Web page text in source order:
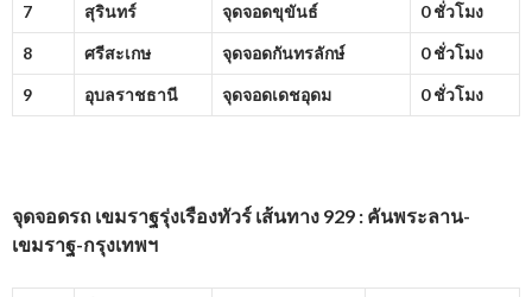
7 สุรินทร์ จุดจอดขุขันธ์ 0 ชั่วโมง
8 ศรีสะเกษ จุดจอดกันทรลักษ์ 0 ชั่วโมง
9 อุบลราชธานี จุดจอดเดชอุดม 0 ชั่วโมง
จุดจอดรถ เขมราฐรุ่งเรืองทัวร์ เส้นทาง 929 : คันพระลาน-
เขมราฐ-กรุงเทพฯ